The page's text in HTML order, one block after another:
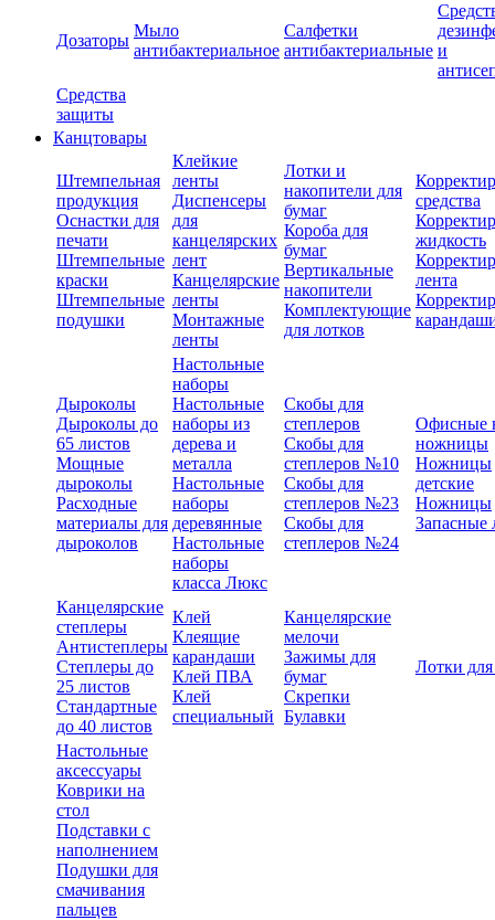
Дозаторы
Мыло
антибактериальное
Салфетки
антибактериальные и
Средства
защиты
Канцтовары
Штемпельная
продукция
Оснастки для
печати
Штемпельные
краски
Штемпельные
подушки
Клейкие
ленты
Диспенсеры
для
канцелярских
лент
Канцелярские
ленты
Монтажные
ленты
Лотки и
накопители для
бумаг
Короба для
бумаг
Вертикальные
накопители
Комплектующие
для лотков
средства
жидкость
лента
Дыроколы
Дыроколы до
65 листов
Мощные
дыроколы
Расходные
материалы для
дыроколов
Настольные
наборы
Настольные
наборы из
дерева и
металла
Настольные
наборы
деревянные
Настольные
наборы
класса Люкс
Скобы для
степлеров
Скобы для
степлеров №10
Скобы для
степлеров №23
Скобы для
степлеров №24
Офисные
ножницы
Ножницы
детские
Ножницы
Запасные
Канцелярские
степлеры
Антистеплеры
Степлеры до
25 листов
Стандартные
до 40 листов
Клей
Клеящие
карандаши
Клей ПВА
Клей
специальный
Канцелярские
мелочи
Зажимы для
бумаг
Скрепки
Булавки
Лотки
Настольные
аксессуары
Коврики на
стол
Подставки с
наполнением
Подушки для
смачивания
пальцев